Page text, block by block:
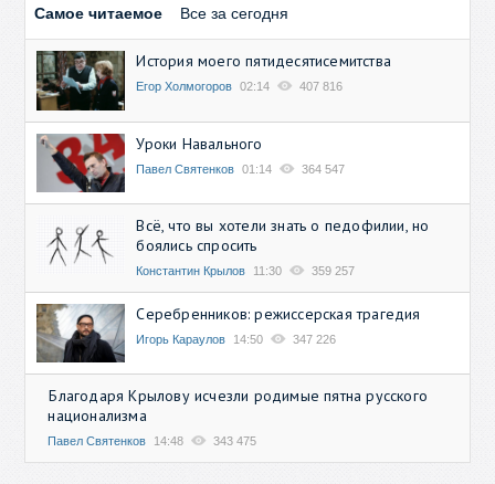
Самое читаемое Все за сегодня
История моего пятидесятисемитства
Егор Холмогоров 02:14 407 816
Уроки Навального
Павел Святенков 01:14 364 547
Всё, что вы хотели знать о педофилии, но
боялись спросить
Константин Крылов 11:30 359 257
Серебренников: режиссерская трагедия
Игорь Караулов 14:50 347 226
Благодаря Крылову исчезли родимые пятна русского
национализма
Павел Святенков 14:48 343 475